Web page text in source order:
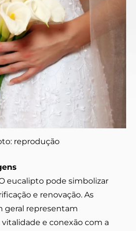
reprodução
eucalipto pode simbolizar
e renovação. As
geral representam
e conexão com a